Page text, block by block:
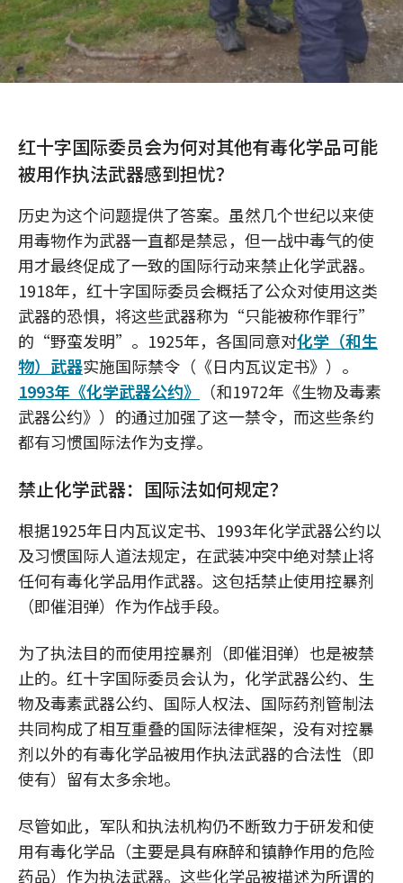
红十字国际委员会为何对其他有毒化学品可能
被用作执法武器感到担忧？
历史为这个问题提供了答案。虽然几个世纪以来使
用毒物作为武器一直都是禁忌，但一战中毒气的使
用才最终促成了一致的国际行动来禁止化学武器。
1918年，红十字国际委员会概括了公众对使用这类
武器的恐惧，将这些武器称为“只能被称作罪行”
的“野蛮发明”。1925年，各国同意对化学（和生
物）武器实施国际禁令（《日内瓦议定书》）。
1993年《化学武器公约》
（和1972年《生物及毒素
武器公约》）的通过加强了这一禁令，而这些条约
都有习惯国际法作为支撑。
禁止化学武器：国际法如何规定？
根据1925年日内瓦议定书、1993年化学武器公约以
及习惯国际人道法规定，在武装冲突中绝对禁止将
任何有毒化学品用作武器。这包括禁止使用控暴剂
（即催泪弹）作为作战手段。
为了执法目的而使用控暴剂（即催泪弹）也是被禁
止的。红十字国际委员会认为，化学武器公约、生
物及毒素武器公约、国际人权法、国际药剂管制法
共同构成了相互重叠的国际法律框架，没有对控暴
剂以外的有毒化学品被用作执法武器的合法性（即
使有）留有太多余地。
尽管如此，军队和执法机构仍不断致力于研发和使
用有毒化学品（主要是具有麻醉和镇静作用的危险
药品）作为执法武器。这些化学品被描述为所谓的